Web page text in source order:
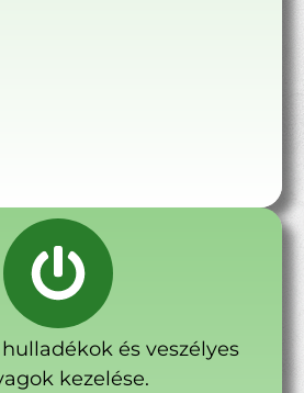
és veszélyes
kezelése.